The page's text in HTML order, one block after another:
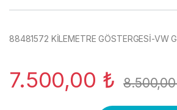
88481572 KİLEMETRE GÖSTERGESİ-VW
7.500,00 ₺